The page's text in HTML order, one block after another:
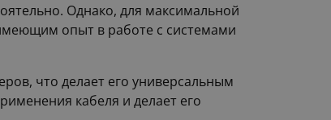
Однако, для максимальной
опыт в работе с системами
что делает его универсальным
кабеля и делает его